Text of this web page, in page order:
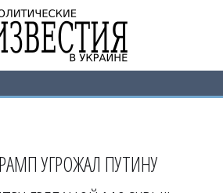
УГРОЖАЛ ПУТИНУ